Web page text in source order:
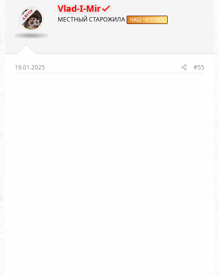
и
и
:
АВТОР Vlad-I-Mir
МЕСТНЫЙ СТАРОЖИЛА НАШ ЧЕЛОВЕК
19.01.2025 #55